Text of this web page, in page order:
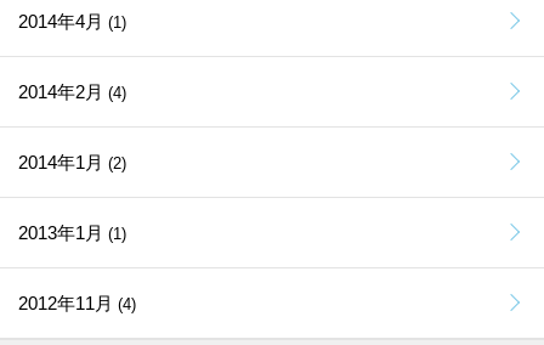
2014年4月 (1)
2014年2月 (4)
2014年1月 (2)
2013年1月 (1)
2012年11月 (4)